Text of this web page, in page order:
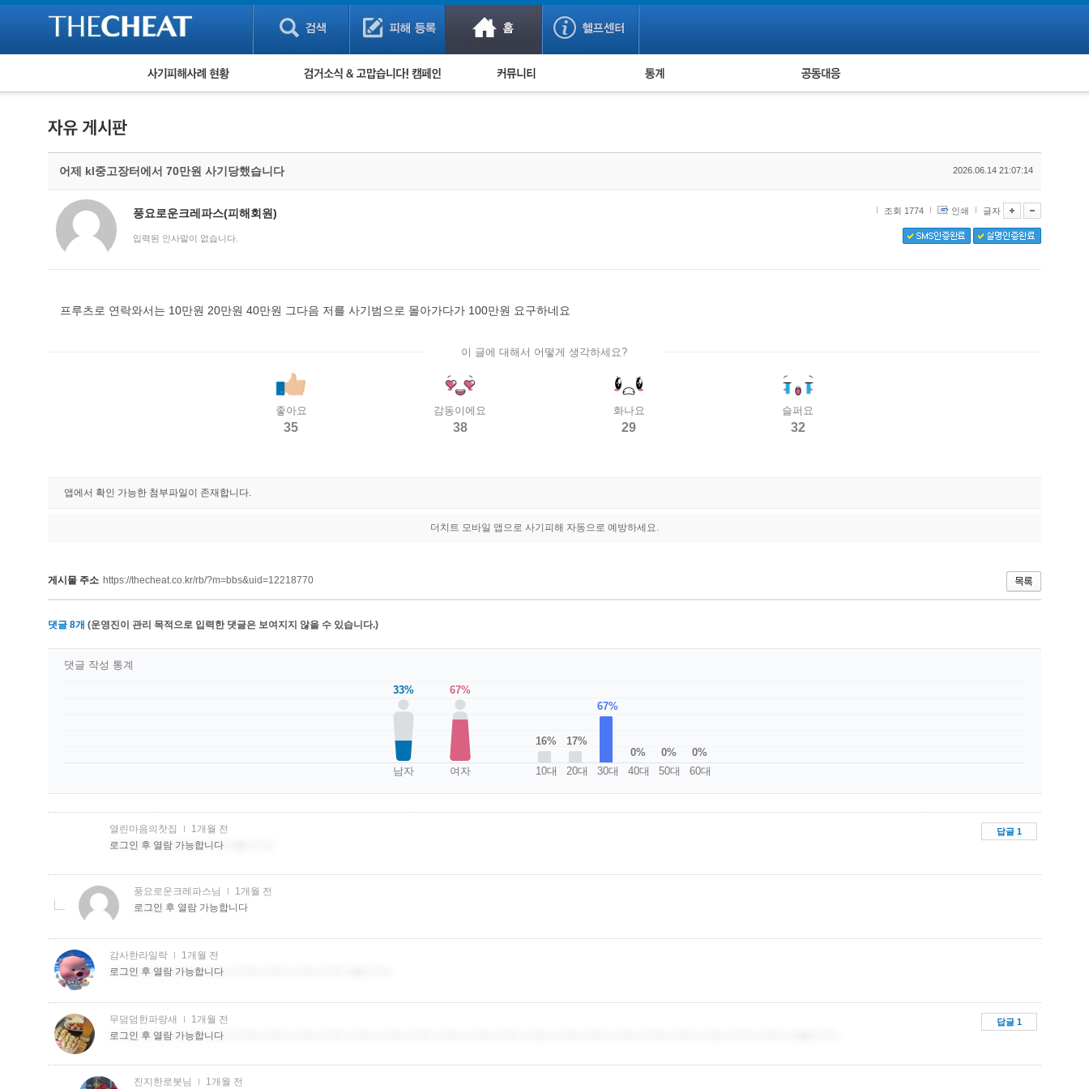
피해사례 현황
보이스피싱 피해사례
유해사이트 목록
비공개 피해사례
워킹홀리데이 피해사례
검거 소식 사기 예방했어요! 누적 피해사례 통계 피해자 공동대응
어제 kl중고장터에서 70만원 사기당했습니다 2026.06.14 21:07:14
풍요로운크레파스(피해회원)
입력된 인사말이 없습니다.
조회 1774 인쇄 글자
프루츠로 연락와서는 10만원 20만원 40만원 그다음 저를 사기범으로 몰아가다가 100만원 요구하네요
이 글에 대해서 어떻게 생각하세요?
좋아요
35
감동이에요
38
화나요
29
슬퍼요
32
앱에서 확인 가능한 첨부파일이 존재합니다.
더치트 모바일 앱으로 사기피해 자동으로 예방하세요.
게시물 주소 https://thecheat.co.kr/rb/?m=bbs&uid=12218770
댓글 8개 (운영진이 관리 목적으로 입력한 댓글은 보여지지 않을 수 있습니다.)
33%
남자
67%
여자
16%
10대
17%
20대
67%
30대
0%
40대
0%
50대
0%
60대
댓글 작성 통계